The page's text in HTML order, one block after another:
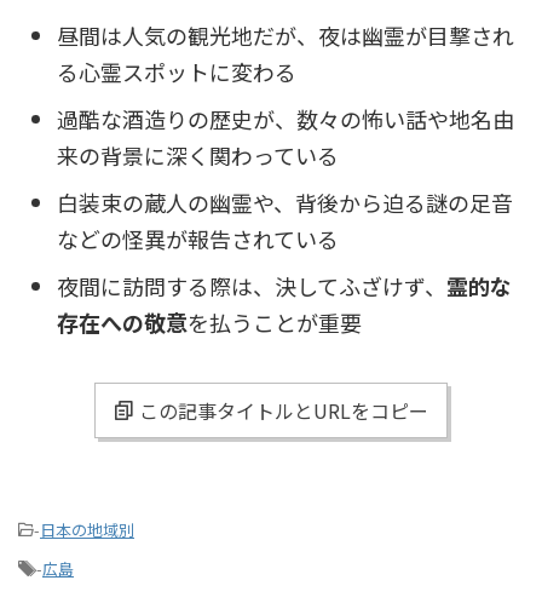
昼間は人気の観光地だが、夜は幽霊が目撃され
る心霊スポットに変わる
過酷な酒造りの歴史が、数々の怖い話や地名由
来の背景に深く関わっている
白装束の蔵人の幽霊や、背後から迫る謎の足音
などの怪異が報告されている
夜間に訪問する際は、決してふざけず、 霊的な
存在への敬意を払うことが重要
この記事タイトルとURLをコピー
-日本の地域別
-広島